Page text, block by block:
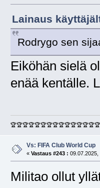
Lainaus
Rodrygo sen
Eiköhän sielä
enää kentälle.
🏆🏆🏆🏆🏆🏆🏆🏆🏆🏆🏆🏆🏆🏆🏆
Vs: FIFA Club World Cup
« Vastaus #243 : 09.07.2025,
Militao ollut